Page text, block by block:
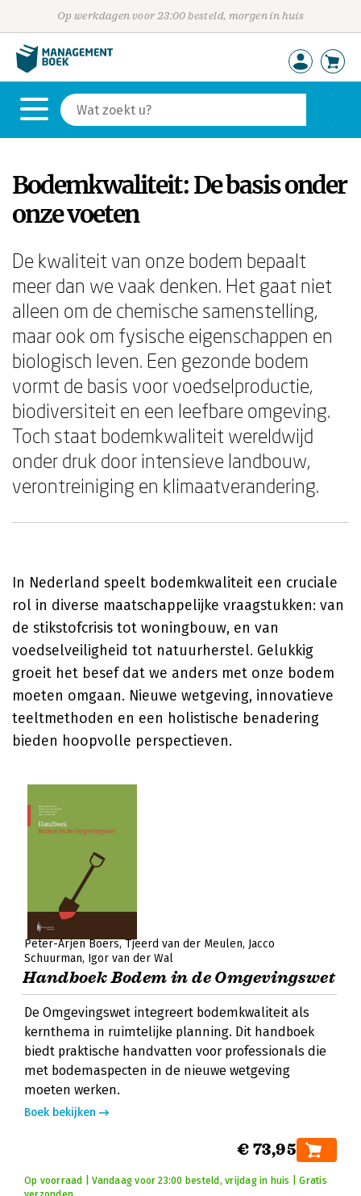
Op werkdagen voor 23:00 besteld, morgen in huis
Bodemkwaliteit: De basis onder
onze voeten
De kwaliteit van onze bodem bepaalt
meer dan we vaak denken. Het gaat niet
alleen om de chemische samenstelling,
maar ook om fysische eigenschappen en
biologisch leven. Een gezonde bodem
vormt de basis voor voedselproductie,
biodiversiteit en een leefbare omgeving.
Toch staat bodemkwaliteit wereldwijd
onder druk door intensieve landbouw,
verontreiniging en klimaatverandering.
In Nederland speelt bodemkwaliteit een cruciale
rol in diverse maatschappelijke vraagstukken: van
de stikstofcrisis tot woningbouw, en van
voedselveiligheid tot natuurherstel. Gelukkig
groeit het besef dat we anders met onze bodem
moeten omgaan. Nieuwe wetgeving, innovatieve
teeltmethoden en een holistische benadering
bieden hoopvolle perspectieven.
Peter-Arjen Boers Tjeerd van der Meulen Jacco
Schuurman Igor van der Wal
Handboek Bodem in de Omgevingswet
De Omgevingswet integreert bodemkwaliteit als
kernthema in ruimtelijke planning. Dit handboek
biedt praktische handvatten voor professionals die
met bodemaspecten in de nieuwe wetgeving
moeten werken.
Boek bekijken
€ 73,95
Op voorraad | Vandaag voor 23:00 besteld, vrijdag in huis | Gratis